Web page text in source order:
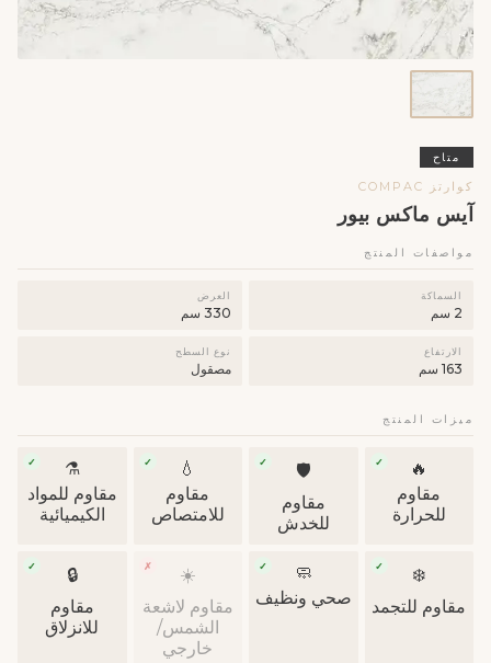
متاح
كوارتز COMPAC
آيس ماكس بيور
مواصفات المنتج
السماكة
2 سم
العرض
330 سم
الارتفاع
163 سم
نوع السطح
مصقول
ميزات المنتج
🔥
✓
مقاوم
للحرارة
🛡
✓
مقاوم
للخدش
💧
✓
مقاوم
للامتصاص
⚗️
✓
مقاوم للمواد
الكيميائية
❄️
✓
مقاوم للتجمد
🧼
✓
صحي ونظيف
☀️
✗
مقاوم لاشعة
الشمس/
خارجي
🔒
✓
مقاوم
للانزلاق